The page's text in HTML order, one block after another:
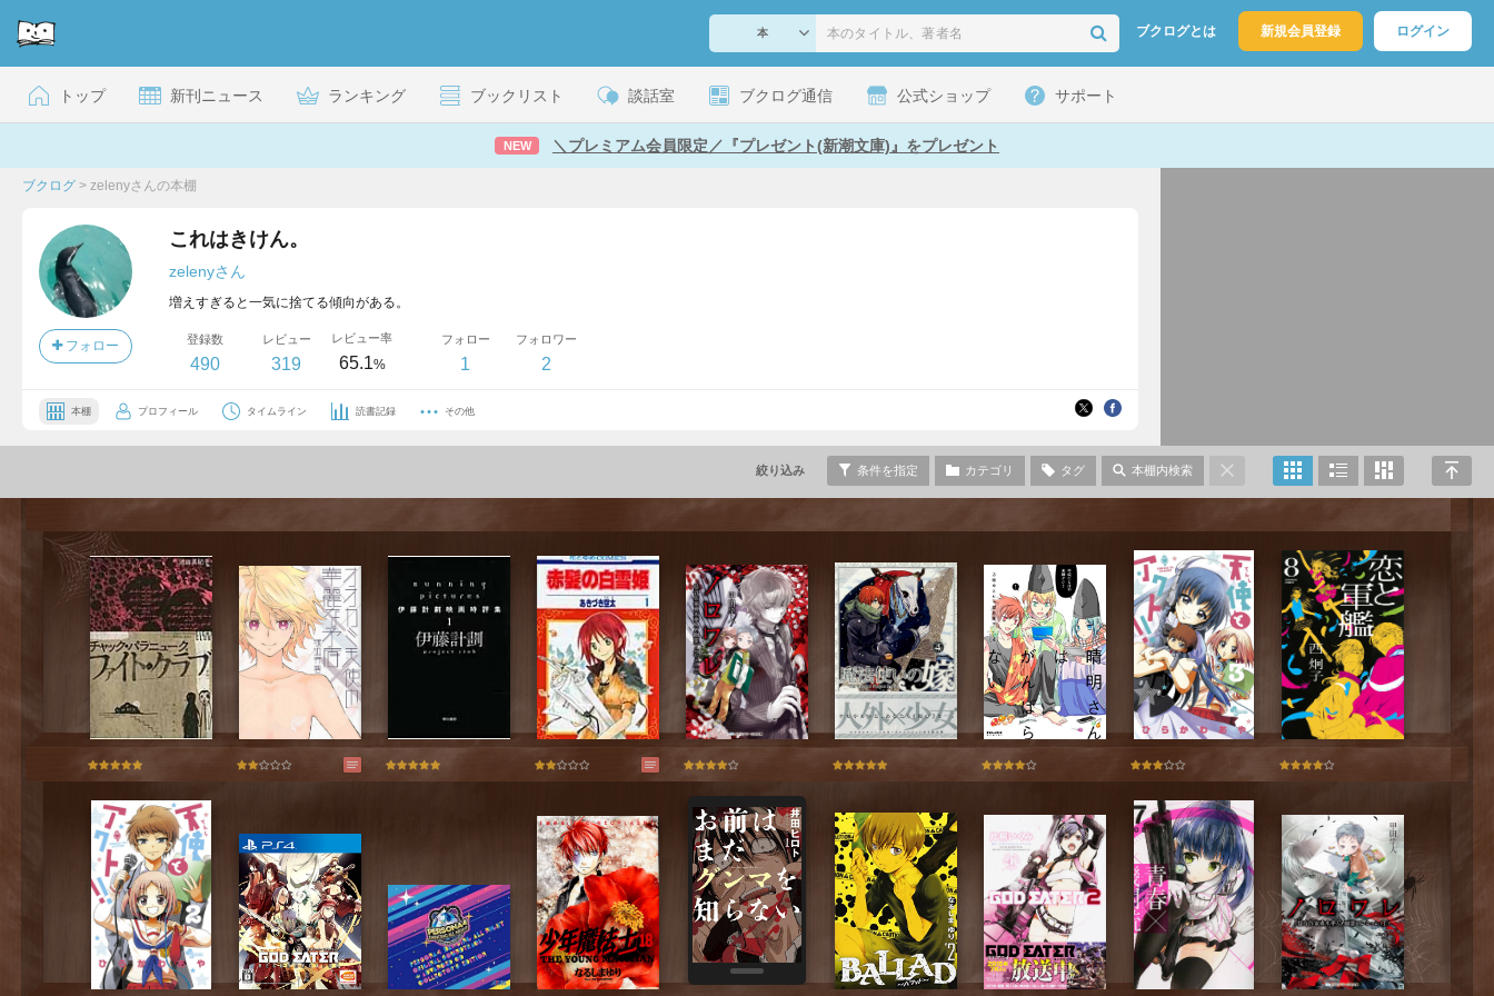
ブクログとは 新規会員登録 ログイン
トップ 新刊ニュース ランキング ブックリスト 談話室 ブクログ通信 公式ショップ サポート
NEW ＼プレミアム会員限定／『プレゼント(新潮文庫)』をプレゼント
ブクログ > zelenyさんの本棚
フォロー
これはきけん。
zelenyさん
増えすぎると一気に捨てる傾向がある。
登録数
490
レビュー
319
レビュー率
65.1%
フォロー
1
フォロワー
2
本棚 プロフィール タイムライン 読書記録 その他
絞り込み 条件を指定 カテゴリ タグ 本棚内検索